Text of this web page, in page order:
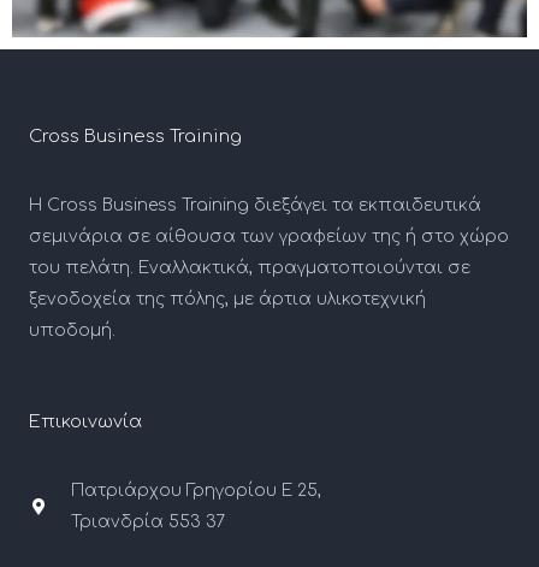
Cross Business Training
Η Cross Business Training διεξάγει τα εκπαιδευτικά
σεμινάρια σε αίθουσα των γραφείων της ή στο χώρο
του πελάτη. Εναλλακτικά, πραγματοποιούνται σε
ξενοδοχεία της πόλης, με άρτια υλικοτεχνική
υποδομή.
Επικοινωνία
Πατριάρχου Γρηγορίου Ε 25,
Τριανδρία 553 37